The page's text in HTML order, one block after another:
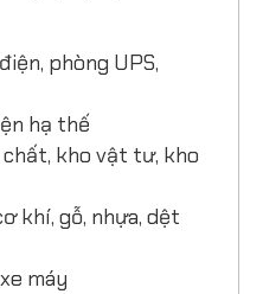
phòng UPS,
hạ thế
chất, kho vật tư, kho
khí, gỗ, nhựa, dệt
máy